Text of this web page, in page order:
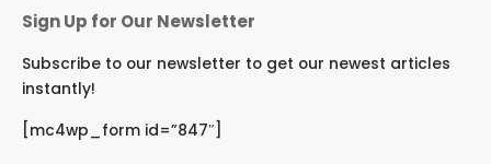
Sign Up for Our Newsletter
Subscribe to our newsletter to get our newest articles
instantly!
[mc4wp_form id=”847″]